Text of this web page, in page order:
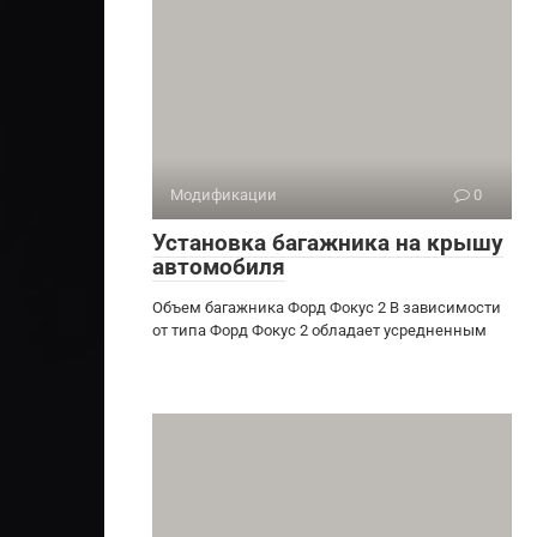
Модификации 0
Установка багажника на крышу
автомобиля
Объем багажника Форд Фокус 2 В зависимости
от типа Форд Фокус 2 обладает усредненным